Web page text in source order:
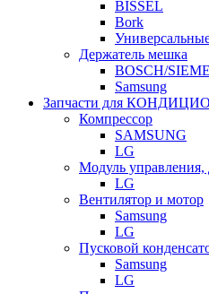
BISSEL
Bork
Держатель мешка
BOSCH/
Samsung
Запчасти для
Компрессор
SAMSUNG
LG
Модуль управления,
LG
Вентилятор и мотор
Samsung
LG
Пусковой
Samsung
LG